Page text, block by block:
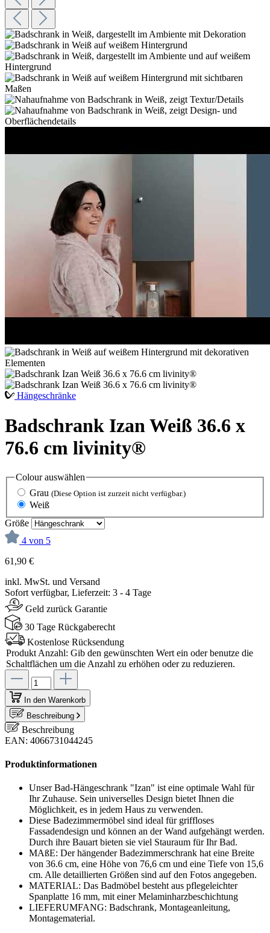
Hängeschränke
Badschrank Izan Weiß 36.6 x
76.6 cm livinity®
Colourauswählen
Grau (Diese Option ist zurzeit nicht verfügbar.)
Weiß
Größe
4 von 5
61,90 €
inkl. MwSt. und Versand
Sofort verfügbar, Lieferzeit: 3 - 4 Tage
Geld zurück Garantie
30 Tage Rückgaberecht
Kostenlose Rücksendung
Produkt Anzahl: Gib den gewünschten Wert ein oder benutze die
Schaltflächen um die Anzahl zu erhöhen oder zu reduzieren.
In den Warenkorb
Beschreibung
Beschreibung
EAN: 4066731044245
Produktinformationen
Unser Bad-Hängeschrank "Izan" ist eine optimale Wahl für
Ihr Zuhause. Sein universelles Design bietet Ihnen die
Möglichkeit, es in jedem Haus zu verwenden.
Diese Badezimmermöbel sind ideal für griffloses
Fassadendesign und können an der Wand aufgehängt werden.
Durch ihre Bauart bieten sie viel Stauraum für Ihr Bad.
MAßE: Der hängender Badezimmerschrank hat eine Breite
von 36.6 cm, eine Höhe von 76,6 cm und eine Tiefe von 15,6
cm. Alle detaillierten Größen sind auf den Fotos angegeben.
MATERIAL: Das Badmöbel besteht aus pflegeleichter
Spanplatte 16 mm, mit einer Melaminharzbeschichtung
LIEFERUMFANG: Badschrank, Montageanleitung,
Montagematerial.